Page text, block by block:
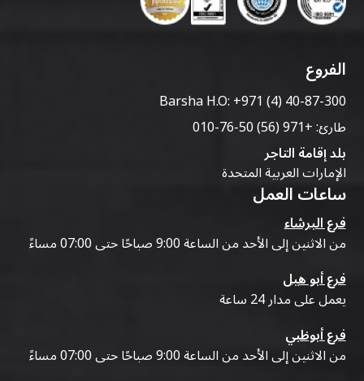
الفروع
Barsha H.O:+971 (4) 40-87-300
طارئ:+971 (56) 50-76-010
بلد إقامة التاجر
الإمارات العربية المتحدة
ساعات العمل
فرع البرشاء
من الاثنين إلى الأحد من الساعة 9:00 صباحًا حتى 07:00 مساءً
فرع أبو هيل
يعمل على مدار 24 ساعة
فرع أبوظبي
من الاثنين إلى الأحد من الساعة 9:00 صباحًا حتى 07:00 مساءً